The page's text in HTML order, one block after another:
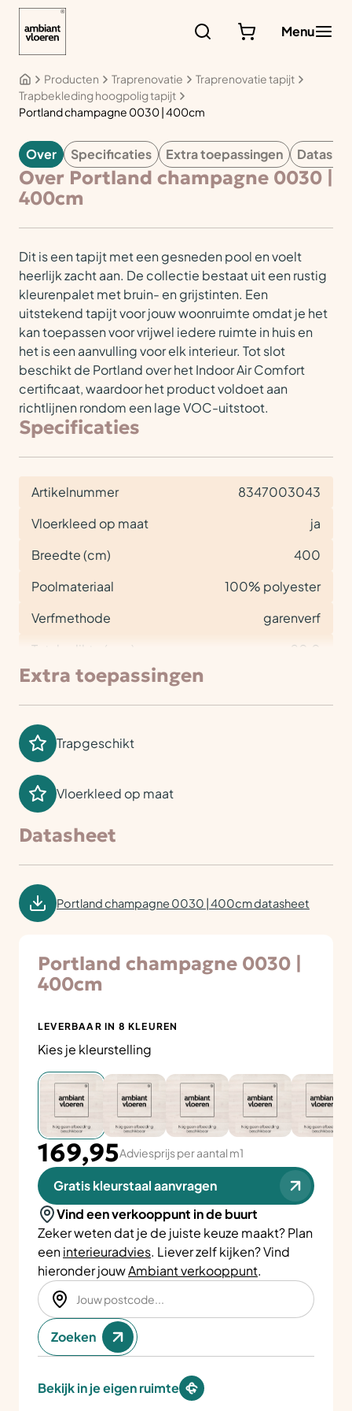
Menu
Producten Traprenovatie
Traprenovatie tapijt
Trapbekleding hoogpolig tapijt
Portland champagne 0030 | 400cm
TAPIJT
Over Specificaties Extra toepassingen
Over Portland champagne 0030 |
400cm
Dit is een tapijt met een gesneden pool en voelt
heerlijk zacht aan. De collectie bestaat uit een rustig
kleurenpalet met bruin- en grijstinten. Een
uitstekend tapijt voor jouw woonruimte omdat je het
kan toepassen voor vrijwel iedere ruimte in huis en
het is een aanvulling voor elk interieur. Tot slot
beschikt de Portland over het Indoor Air Comfort
certificaat, waardoor het product voldoet aan
richtlijnen rondom een lage VOC-uitstoot.
Specificaties
Artikelnummer
8347003043
Vloerkleed op maat
ja
Breedte (cm)
400
Poolmateriaal
100% polyester
Verfmethode
garenverf
Totale dikte (mm)
20,0
Extra toepassingen
Trapgeschikt
Vloerkleed op maat
Datasheet
Portland champagne 0030 | 400cm datasheet
Portland champagne 0030 |
400cm
LEVERBAAR IN 8 KLEUREN
Kies je kleurstelling
169,95Adviesprijs per aantal m1
Gratis kleurstaal aanvragen
Vind een verkooppunt in de buurt
Zeker weten dat je de juiste keuze maakt? Plan
eeninterieuradvies. Liever zelf kijken? Vind
hieronder jouwAmbiant verkooppunt.
Zoeken
Bekijk in je eigen ruimte